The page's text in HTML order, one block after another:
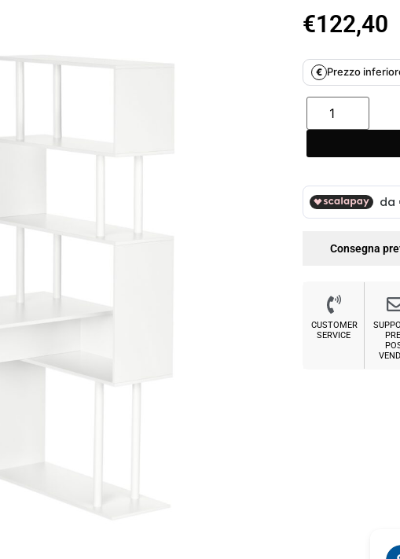
€122,40
€ Prezzo
Consegna
CUSTOMER
SERVICE